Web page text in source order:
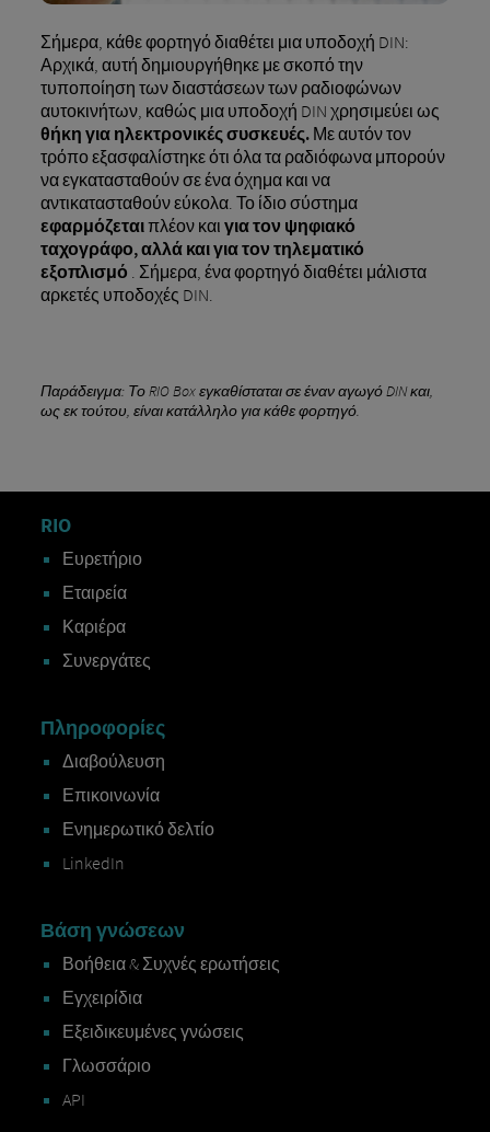
Σήμερα, κάθε φορτηγό διαθέτει μια υποδοχή DIN:
Αρχικά, αυτή δημιουργήθηκε με σκοπό την
τυποποίηση των διαστάσεων των ραδιοφώνων
αυτοκινήτων, καθώς μια υποδοχή DIN χρησιμεύει ως
θήκη για ηλεκτρονικές συσκευές.Με αυτόν τον
τρόπο εξασφαλίστηκε ότι όλα τα ραδιόφωνα μπορούν
να εγκατασταθούν σε ένα όχημα και να
αντικατασταθούν εύκολα. Το ίδιο σύστημα
εφαρμόζεταιπλέον και για τον ψηφιακό
ταχογράφο, αλλά και για τον τηλεματικό
εξοπλισμό . Σήμερα, ένα φορτηγό διαθέτει μάλιστα
αρκετές υποδοχές DIN.
Παράδειγμα: Το RIO Box εγκαθίσταται σε έναν αγωγό DIN και,
ως εκ τούτου, είναι κατάλληλο για κάθε φορτηγό.
RIO
Ευρετήριο
Εταιρεία
Καριέρα
Συνεργάτες
Πληροφορίες
Διαβούλευση
Επικοινωνία
Ενημερωτικό δελτίο
LinkedIn
Βάση γνώσεων
Βοήθεια & Συχνές ερωτήσεις
Εγχειρίδια
Εξειδικευμένες γνώσεις
Γλωσσάριο
API